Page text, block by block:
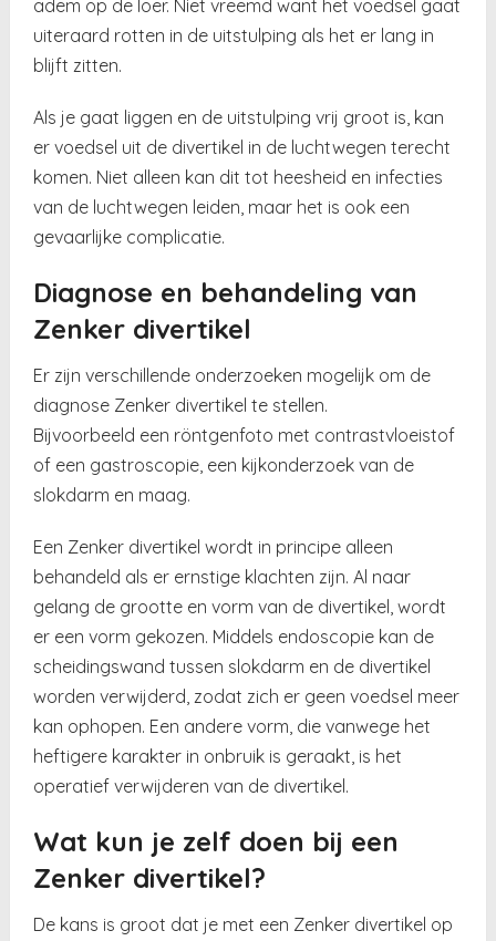
adem op de loer. Niet vreemd want het voedsel gaat
uiteraard rotten in de uitstulping als het er lang in
blijft zitten.
Als je gaat liggen en de uitstulping vrij groot is, kan
er voedsel uit de divertikel in de luchtwegen terecht
komen. Niet alleen kan dit tot heesheid en infecties
van de luchtwegen leiden, maar het is ook een
gevaarlijke complicatie.
Diagnose en behandeling van
Zenker divertikel
Er zijn verschillende onderzoeken mogelijk om de
diagnose Zenker divertikel te stellen.
Bijvoorbeeld een röntgenfoto met contrastvloeistof
of een gastroscopie, een kijkonderzoek van de
slokdarm en maag.
Een Zenker divertikel wordt in principe alleen
behandeld als er ernstige klachten zijn. Al naar
gelang de grootte en vorm van de divertikel, wordt
er een vorm gekozen. Middels endoscopie kan de
scheidingswand tussen slokdarm en de divertikel
worden verwijderd, zodat zich er geen voedsel meer
kan ophopen. Een andere vorm, die vanwege het
heftigere karakter in onbruik is geraakt, is het
operatief verwijderen van de divertikel.
Wat kun je zelf doen bij een
Zenker divertikel?
De kans is groot dat je met een Zenker divertikel op